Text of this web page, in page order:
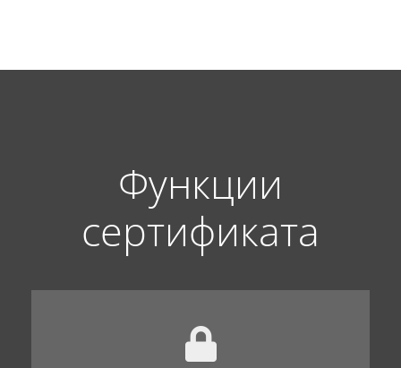
Функции
сертификата